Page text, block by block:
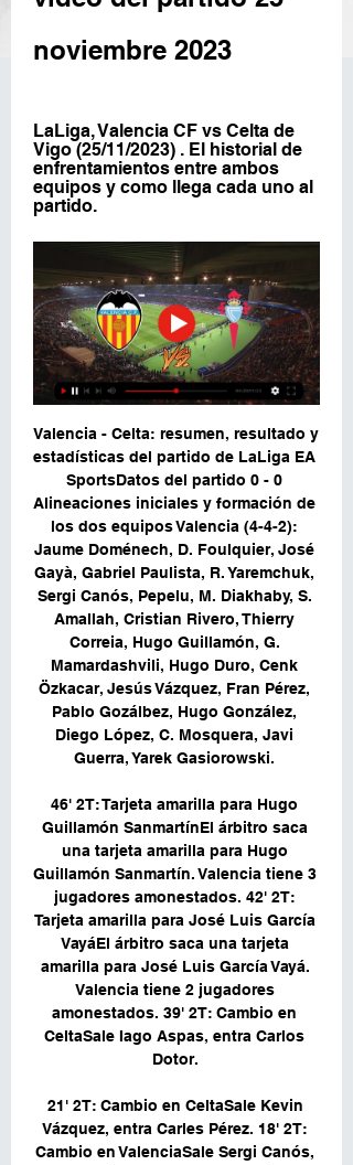
noviembre 2023
LaLiga, Valencia CF vs Celta de
Vigo (25/11/2023) . El historial de
enfrentamientos entre ambos
equipos y como llega cada uno al
partido.
Valencia - Celta: resumen, resultado y
estadísticas del partido de LaLiga EA
SportsDatos del partido 0 - 0
Alineaciones iniciales y formación de
los dos equipos Valencia (4-4-2):
Jaume Doménech, D. Foulquier, José
Gayà, Gabriel Paulista, R. Yaremchuk,
Sergi Canós, Pepelu, M. Diakhaby, S.
Amallah, Cristian Rivero, Thierry
Correia, Hugo Guillamón, G.
Mamardashvili, Hugo Duro, Cenk
Özkacar, Jesús Vázquez, Fran Pérez,
Pablo Gozálbez, Hugo González,
Diego López, C. Mosquera, Javi
Guerra, Yarek Gasiorowski.
46' 2T: Tarjeta amarilla para Hugo
Guillamón SanmartínEl árbitro saca
una tarjeta amarilla para Hugo
Guillamón Sanmartín. Valencia tiene 3
jugadores amonestados. 42' 2T:
Tarjeta amarilla para José Luis García
VayáEl árbitro saca una tarjeta
amarilla para José Luis García Vayá.
Valencia tiene 2 jugadores
amonestados. 39' 2T: Cambio en
CeltaSale Iago Aspas, entra Carlos
Dotor.
21' 2T: Cambio en CeltaSale Kevin
Vázquez, entra Carles Pérez. 18' 2T:
Cambio en ValenciaSale Sergi Canós,